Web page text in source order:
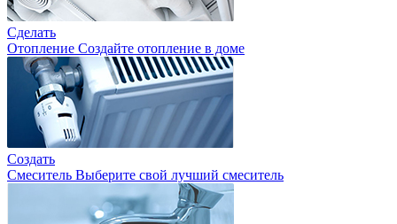
Сделать
Отопление Создайте отопление в доме
Создать
Смеситель Выберите свой лучший смеситель